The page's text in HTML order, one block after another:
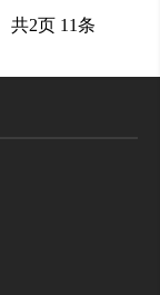
共2页 11条